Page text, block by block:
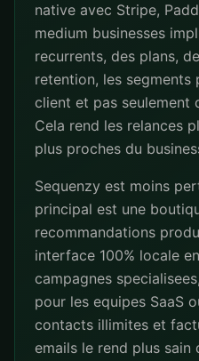
native avec Stripe,
medium businesses
recurrents, des plans,
retention, les segments
client et pas seulement
Cela rend les relances
plus proches du
Sequenzy est moins
principal est une
recommandations
interface 100% locale
campagnes
pour les equipes SaaS
contacts illimites et
emails le rend plus